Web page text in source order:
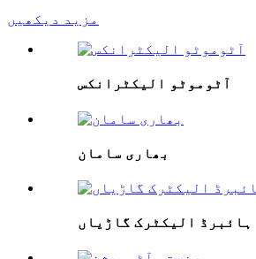
مزید دیکھیں
آٹوموٹو الیکٹرانکس
بھاری سامان
ہائبرڈ الیکٹرک گاڑیاں